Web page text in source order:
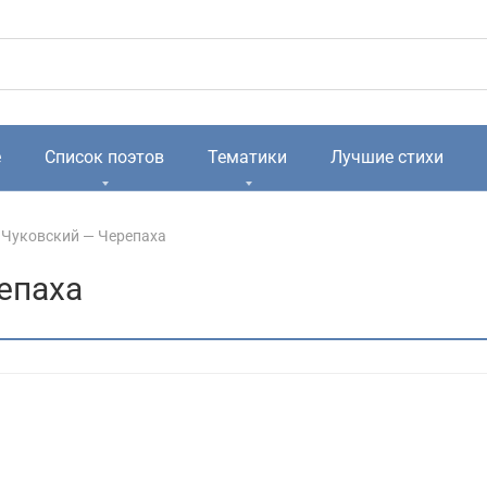
Список поэтов Тематики Лучшие стихи
— Черепаха